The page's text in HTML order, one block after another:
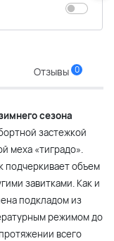
Отзывы 0
сезона
застежкой
меха «тиградо».
подчеркивает объем
завитками. Как и
подкладом из
режимом до
всего